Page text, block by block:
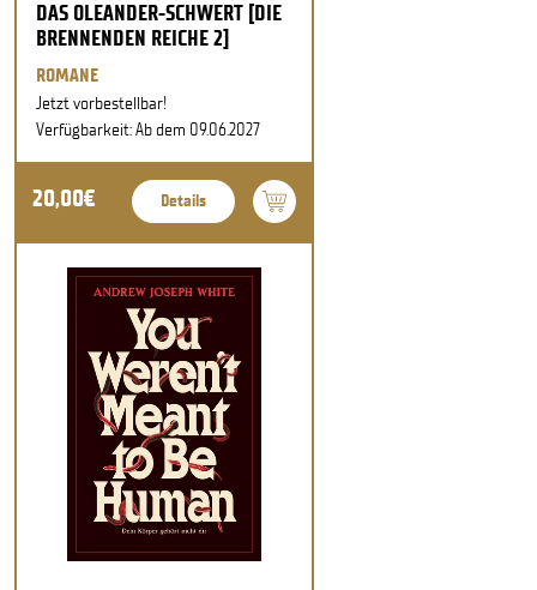
DAS OLEANDER-SCHWERT [DIE
BRENNENDEN REICHE 2]
ROMANE
Jetzt vorbestellbar!
Verfügbarkeit: Ab dem 09.06.2027
20,00€ Details